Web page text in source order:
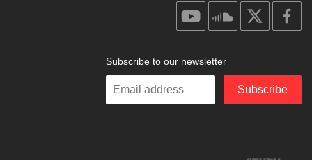
facebook
soundcloud
Subscribe to our newsletter
Enter
Subscribe